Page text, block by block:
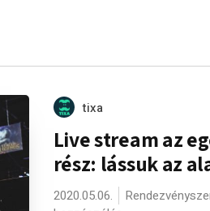
tixa
Live stream az
rész: lássuk az
2020.05.06.